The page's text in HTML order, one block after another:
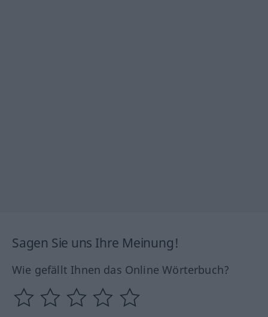
Sagen Sie uns Ihre Meinung!
Wie gefällt Ihnen das Online Wörterbuch?